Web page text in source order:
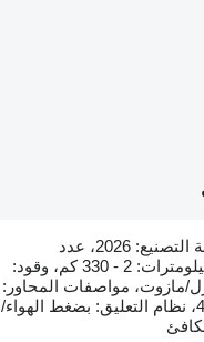
سنة التصنيع: 2026، عدد
الكيلومترات: 2 - 330 كم، وقود:
مازوت، مواصفات المحاور:
4x2، نظام التعليق: بضغط الهواء/